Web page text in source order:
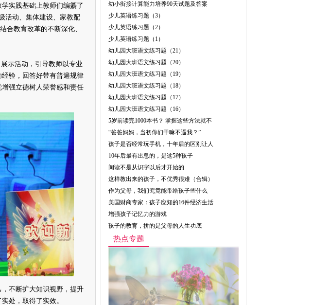
实践基础上教师们编纂了
活动、集体建设、家教配
合教育改革的不断深化、
示活动，引导教师以专业
验，回答好带有普遍规律
强立德树人荣誉感和责任
不断扩大知识视野，提升
处，取得了实效。
幼小衔接计算能力培养90天试题及答案
少儿英语练习题（3）
少儿英语练习题（2）
少儿英语练习题（1）
幼儿园大班语文练习题（21）
幼儿园大班语文练习题（20）
幼儿园大班语文练习题（19）
幼儿园大班语文练习题（18）
幼儿园大班语文练习题（17）
幼儿园大班语文练习题（16）
5岁前读完1000本书？ 掌握这些方法就不
“爸爸妈妈，当初你们干嘛不逼我？”
孩子是否经常玩手机，十年后的区别让人
10年后最有出息的，是这5种孩子
阅读不是从识字以后才开始的
这样教出来的孩子，不优秀很难（合辑）
作为父母，我们究竟能带给孩子些什么
美国财商专家：孩子应知的16件经济生活
增强孩子记忆力的游戏
孩子的教育，拼的是父母的人生功底
热点专题